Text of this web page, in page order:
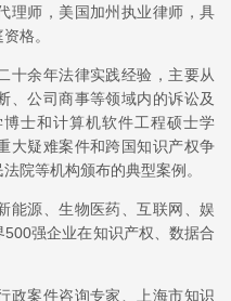
理师，美国加州执业律师，具
格。
十余年法律实践经验，主要从
、公司商事等领域内的诉讼及
士和计算机软件工程硕士学
大疑难案件和跨国知识产权争
院等机构颁布的典型案例。
能源、生物医药、互联网、娱
强企业在知识产权、数据合
政案件咨询专家、上海市知识